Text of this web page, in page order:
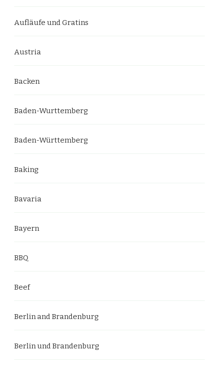
Aufläufe und Gratins
Austria
Backen
Baden-Wurttemberg
Baden-Württemberg
Baking
Bavaria
Bayern
BBQ
Beef
Berlin and Brandenburg
Berlin und Brandenburg